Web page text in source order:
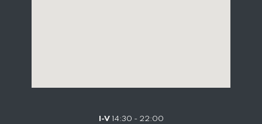
I-V14:30 - 22:00